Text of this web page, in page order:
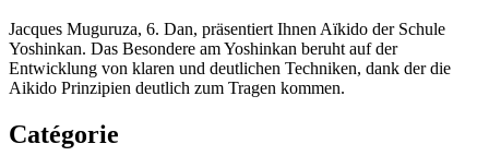
Jacques Muguruza, 6. Dan, präsentiert Ihnen Aïkido der Schule
Yoshinkan. Das Besondere am Yoshinkan beruht auf der
Entwicklung von klaren und deutlichen Techniken, dank der die
Aikido Prinzipien deutlich zum Tragen kommen.
Catégorie